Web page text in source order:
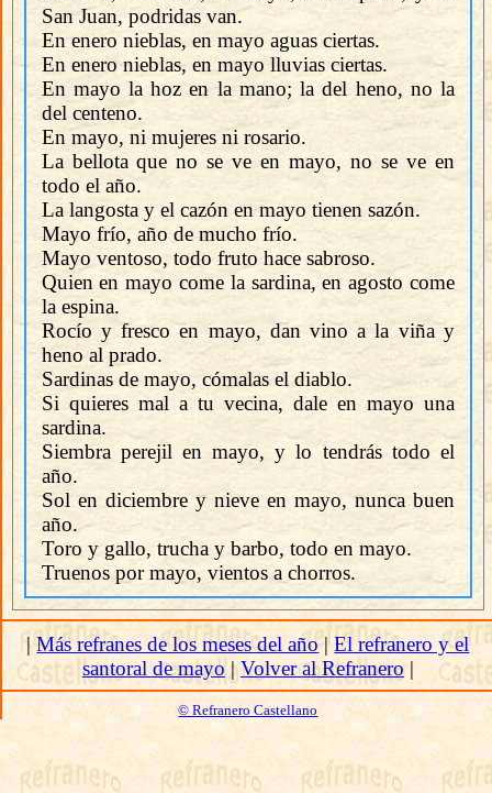
San Juan, podridas van.
En enero nieblas, en mayo aguas ciertas.
En enero nieblas, en mayo lluvias ciertas.
En mayo la hoz en la mano; la del heno, no la
del centeno.
En mayo, ni mujeres ni rosario.
La bellota que no se ve en mayo, no se ve en
todo el año.
La langosta y el cazón en mayo tienen sazón.
Mayo frío, año de mucho frío.
Mayo ventoso, todo fruto hace sabroso.
Quien en mayo come la sardina, en agosto come
la espina.
Rocío y fresco en mayo, dan vino a la viña y
heno al prado.
Sardinas de mayo, cómalas el diablo.
Si quieres mal a tu vecina, dale en mayo una
sardina.
Siembra perejil en mayo, y lo tendrás todo el
año.
Sol en diciembre y nieve en mayo, nunca buen
año.
Toro y gallo, trucha y barbo, todo en mayo.
Truenos por mayo, vientos a chorros.
|Más refranes de los meses del año|El refranero y el
santoral de mayo |Volver al Refranero |
© Refranero Castellano